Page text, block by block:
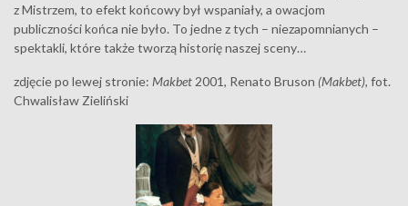
z Mistrzem, to efekt końcowy był wspaniały, a owacjom
publiczności końca nie było. To jedne z tych – niezapomnianych –
spektakli, które także tworzą historię naszej sceny…
zdjęcie po lewej stronie: Makbet 2001, Renato Bruson (Makbet), fot.
Chwalisław Zieliński